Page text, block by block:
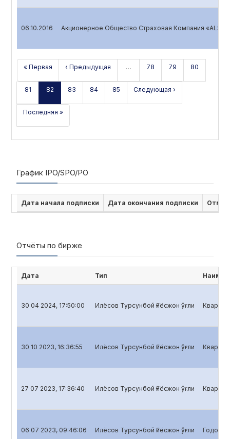
06.10.2016 Акционерное Общество Страховая Компания
« Первая ‹ Предыдущая … 78 79 80
81 82 83 84 85 Следующая ›
Последняя »
График IPO/SPO/PO
Дата начала подписки Дата окончания подписки
Отчёты по бирже
Дата Тип
30 04 2024, 17:50:00 Илёсов Турсунбой Ғиёсжон ўғли
30 10 2023, 16:36:55 Илёсов Турсунбой Ғиёсжон ўғли
27 07 2023, 17:36:40 Илёсов Турсунбой Ғиёсжон ўғли
06 07 2023, 09:46:06 Илёсов Турсунбой Ғиёсжон ўғли